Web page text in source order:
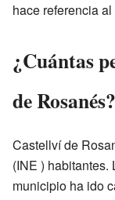
hace referencia
¿Cuántas
de Rosanés?
Castellví de
(INE ) habitantes.
municipio ha ido